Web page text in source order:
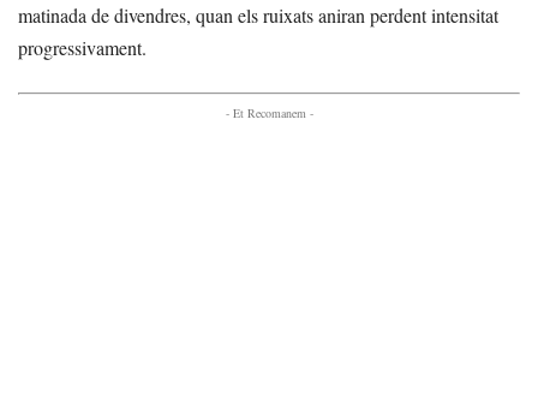
matinada de divendres, quan els ruixats aniran perdent intensitat
progressivament.
- Et Recomanem -